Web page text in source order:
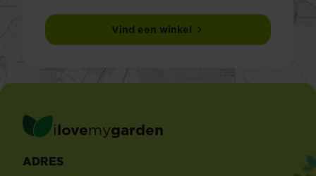
Vind een winkel
ilovemygarden
ADRES